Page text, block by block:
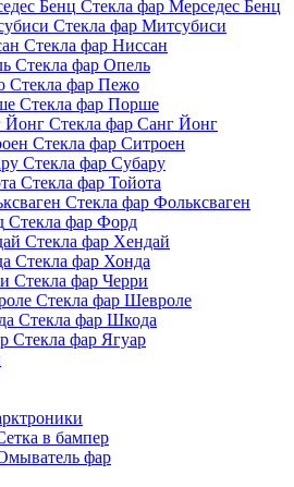
Стекла фар Мерседес Бенц
Стекла фар Митсубиси
Стекла фар Ниссан
Стекла фар Опель
Стекла фар Пежо
Стекла фар Порше
Стекла фар Санг Йонг
Стекла фар Ситроен
Стекла фар Субару
Стекла фар Тойота
Стекла фар Фольксваген
Стекла фар Форд
Стекла фар Хендай
Стекла фар Хонда
Стекла фар Черри
Стекла фар Шевроле
Стекла фар Шкода
Стекла фар Ягуар
в бампер
фар